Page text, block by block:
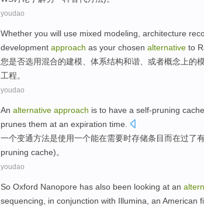
youdao
Whether you will use mixed modeling architecture
development approach as your chosen alternative to
您是否选用混合的建模 体系结构和谐 或者概念上的
工程。
youdao
An alternative approach is to have a self-pruning cache
prunes them at an expiration time.
一个变通方法是使用一个能在需要时存储条目而在过了
pruning cache)。
youdao
So Oxford Nanopore has also been looking at an
sequencing , in conjunction with Illumina an American